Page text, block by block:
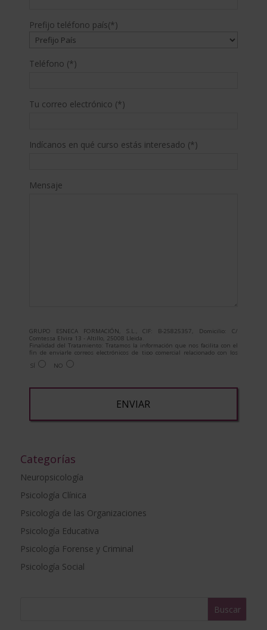
Prefijo teléfono país(*)
Teléfono (*)
Tu correo electrónico (*)
Indícanos en qué curso estás interesado (*)
Mensaje
GRUPO ESNECA FORMACIÓN, S.L., CIF: B-25825357, Domicilio: C/
Comtessa Elvira 13 - Altillo, 25008 Lleida.
Finalidad del Tratamiento: Tratamos la información que nos facilita con el
fin de enviarle correos electrónicos de tipo comercial relacionado con los
productos ofrecidos y otros tipo de productos que fueran de su interés.
Legitimación del tratamiento: Consentimiento del interesado.
Para más información consulte nuestra Política de Privacidad.
SÍ NO
t
r
n
a
i
v
e
Categorías
Neuropsicología
Psicología Clínica
Psicología de las Organizaciones
Psicología Educativa
Psicología Forense y Criminal
Psicología Social